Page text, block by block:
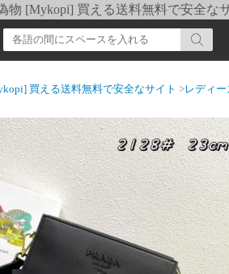
物 [Mykopi] 買える送料無料で安全な
買える送料無料で安全なサイト >レディ